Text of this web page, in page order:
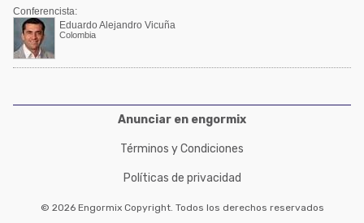
Conferencista:
Eduardo Alejandro Vicuña
Colombia
Anunciar en engormix
Términos y Condiciones
Políticas de privacidad
© 2026 Engormix Copyright. Todos los derechos reservados